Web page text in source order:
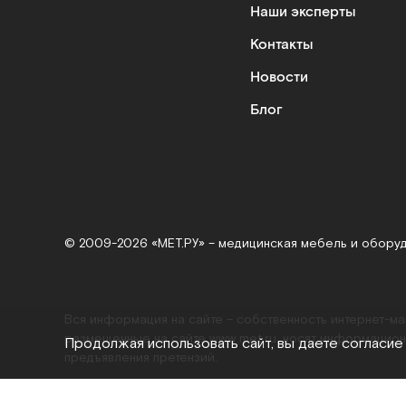
Наши эксперты
Контакты
Новости
Блог
© 2009-2026 «МЕТ.РУ» – медицинская мебель и
Вся информация на сайте – собственность
размещенные на сайтеwww.met.ru , носят
Продолжая использовать сайт, вы даете согласие